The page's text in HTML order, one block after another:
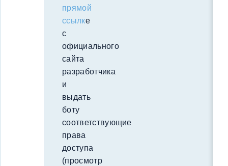
прямой
ссылке
с
официального
сайта
разработчика
и
выдать
боту
соответствующие
права
доступа
(просмотр